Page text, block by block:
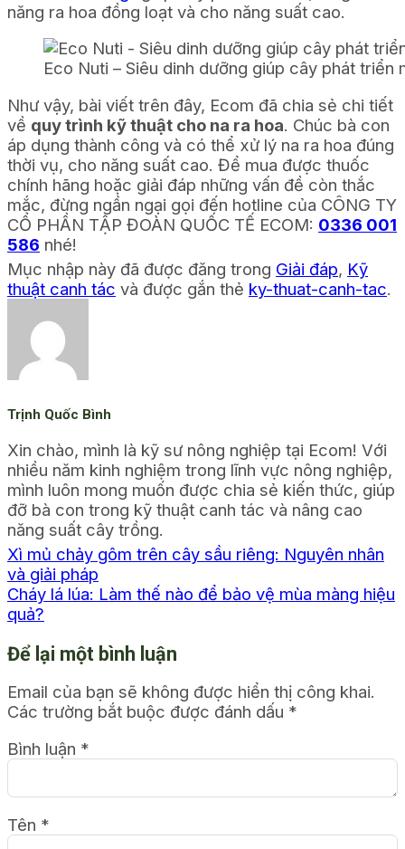
năng ra hoa đồng loạt và cho năng suất cao.
Eco Nuti – Siêu dinh dưỡng giúp cây phát triển
Như vậy, bài viết trên đây, Ecom đã chia sẻ chi tiết
về quy trình kỹ thuật cho na ra hoa. Chúc bà con
áp dụng thành công và có thể xử lý na ra hoa đúng
thời vụ, cho năng suất cao. Để mua được thuốc
chính hãng hoặc giải đáp những vấn đề còn thắc
mắc, đừng ngần ngại gọi đến hotline của CÔNG TY
CỔ PHẦN TẬP ĐOÀN QUỐC TẾ ECOM: 0336 001
586 nhé!
Mục nhập này đã được đăng trong Giải đáp, Kỹ
thuật canh tác và được gắn thẻ ky-thuat-canh-tac.
Trịnh Quốc Bình
Xin chào, mình là kỹ sư nông nghiệp tại Ecom! Với
nhiều năm kinh nghiệm trong lĩnh vực nông nghiệp,
mình luôn mong muốn được chia sẻ kiến thức, giúp
đỡ bà con trong kỹ thuật canh tác và nâng cao
năng suất cây trồng.
Xì mủ chảy gôm trên cây sầu riêng: Nguyên nhân
và giải pháp
Cháy lá lúa: Làm thế nào để bảo vệ mùa màng hiệu
quả?
Để lại một bình luận
Email của bạn sẽ không được hiển thị công khai.
Các trường bắt buộc được đánh dấu *
Bình luận *
Tên *